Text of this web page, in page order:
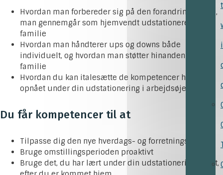
Hvordan man forbereder sig på den forandringskurve,
man gennemgår som hjemvendt udstationeret og
familie
Hvordan man håndterer ups og downs både
individuelt, og hvordan man støtter hinanden som
familie
Hvordan du kan italesætte de kompetencer har du
opnået under din udstationering i arbejdsøjemed
Du får kompetencer til at
Tilpasse dig den nye hverdags- og forretningskultur
Bruge omstillingsperioden proaktivt
Bruge det, du har lært under din udstationering aktivt,